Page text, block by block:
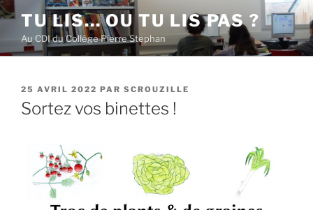
Aller
contenu
principal
TU LIS… OU TU LIS PAS ?
Au CDI du Collège Pierre Stephan
PUBLIÉ
LE
25 AVRIL 2022 PAR SCROUZILLE
Sortez vos binettes !